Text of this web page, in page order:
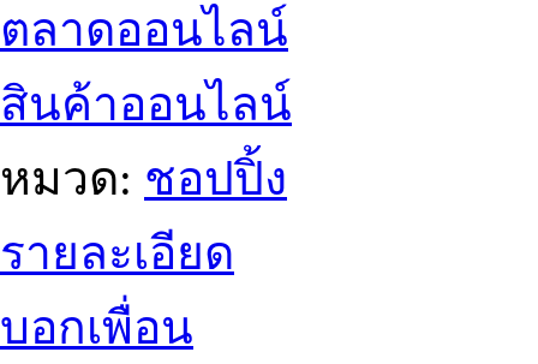
ตลาดออนไลน์
สินค้าออนไลน์
หมวด: ชอปปิ้ง
รายละเอียด
บอกเพื่อน